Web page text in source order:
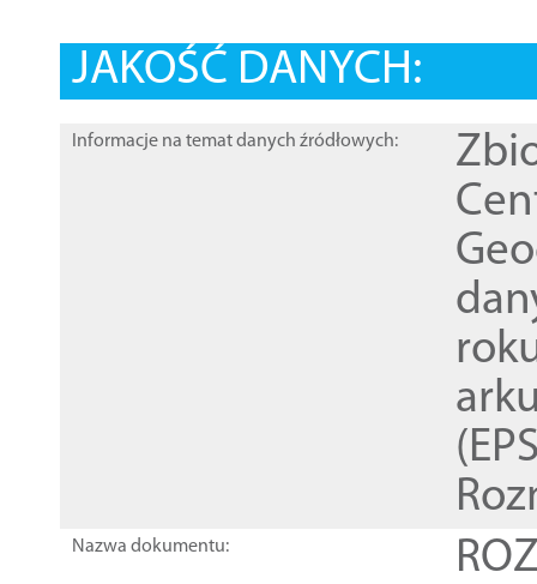
JAKOŚĆ DANYCH:
Informacje na temat danych źródłowych:
Nazwa dokumentu: